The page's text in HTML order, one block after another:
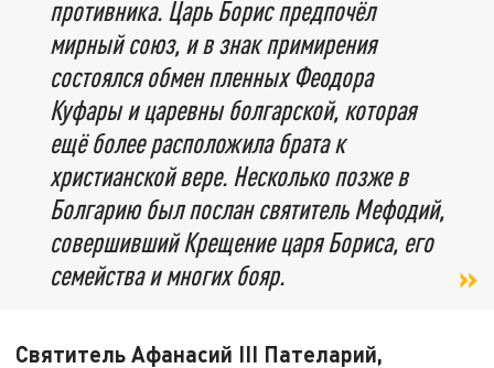
противника. Царь Борис предпочёл
мирный союз, и в знак примирения
состоялся обмен пленных Феодора
Куфары и царевны болгарской, которая
ещё более расположила брата к
христианской вере. Несколько позже в
Болгарию был послан святитель Мефодий,
совершивший Крещение царя Бориса, его
семейства и многих бояр.
Святитель Афанасий III Пателарий,